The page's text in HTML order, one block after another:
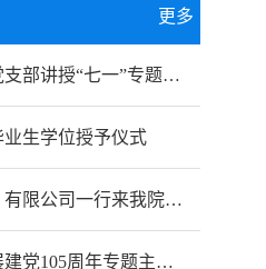
更多
学院领导为师生党支部讲授“七一”专题党课
业生学位授予仪式
中安能源（安徽）有限公司一行来我院开展合作交流
学院党委组织开展建党105周年专题主题党日活动